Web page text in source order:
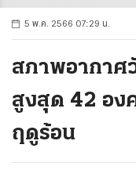
5 พ.ค. 2566 07:29 น.
สภาพอากาศ
สูงสุด 42 อง
ฤดูร้อน